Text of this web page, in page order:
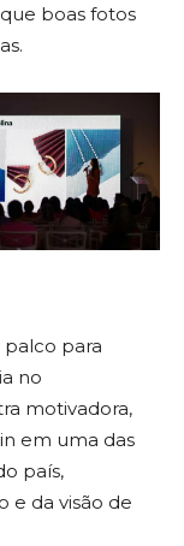
boas fotos
palco para
no
motivadora,
em uma das
país,
e da visão de